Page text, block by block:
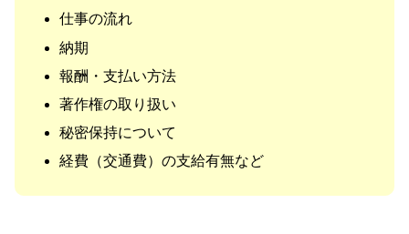
仕事の流れ
納期
報酬・支払い方法
著作権の取り扱い
秘密保持について
経費（交通費）の支給有無など